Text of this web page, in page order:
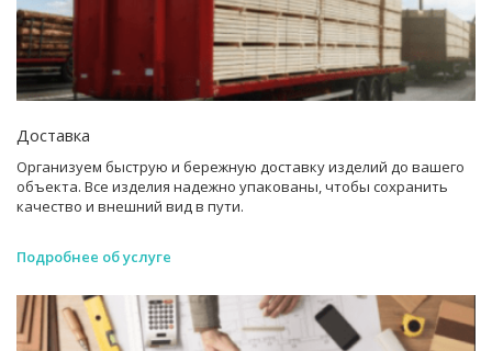
Доставка
Организуем быструю и бережную доставку изделий до вашего
объекта. Все изделия надежно упакованы, чтобы сохранить
качество и внешний вид в пути.
Подробнее об услуге